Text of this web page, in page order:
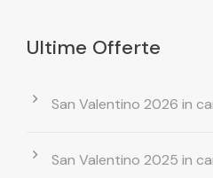
Ultime Offerte
San Valentino 2026 in
San Valentino 2025 in